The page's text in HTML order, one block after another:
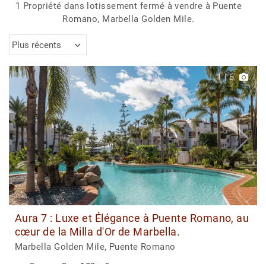
1 Propriété dans lotissement fermé à vendre à Puente
Romano, Marbella Golden Mile.
Plus récents
1|6
Aura 7 : Luxe et Élégance à Puente Romano, au
cœur de la Milla d'Or de Marbella.
Marbella Golden Mile, Puente Romano